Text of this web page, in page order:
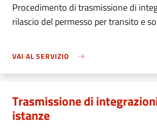
Procedimento di trasmissione di
rilascio del permesso per transito e
VAI AL SERVIZIO
Trasmissione di
istanze